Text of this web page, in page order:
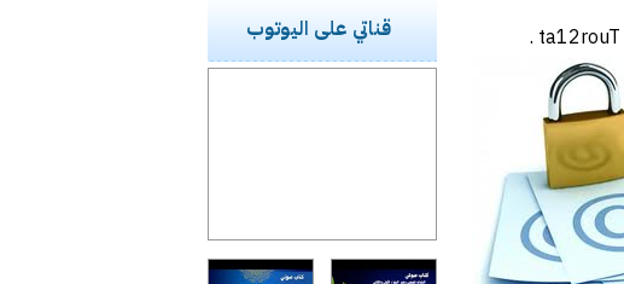
قناتي على اليوتوب